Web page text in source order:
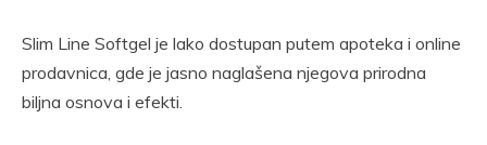
Slim Line Softgel je lako dostupan putem apoteka i online
prodavnica, gde je jasno naglašena njegova prirodna
biljna osnova i efekti.